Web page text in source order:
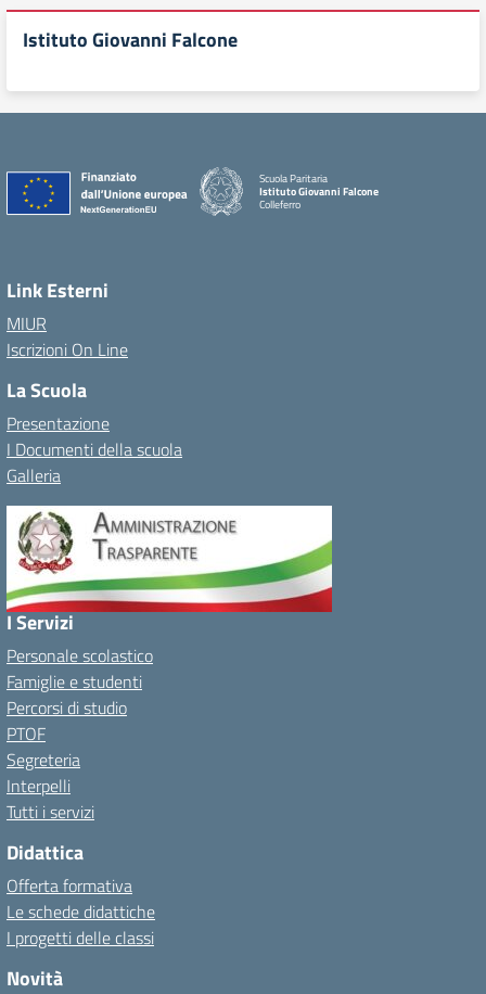
Istituto Giovanni Falcone
Scuola Paritaria
Istituto Giovanni Falcone
Colleferro
Link Esterni
MIUR
Iscrizioni On Line
La Scuola
Presentazione
I Documenti della scuola
Galleria
I Servizi
Personale scolastico
Famiglie e studenti
Percorsi di studio
PTOF
Segreteria
Interpelli
Tutti i servizi
Didattica
Offerta formativa
Le schede didattiche
I progetti delle classi
Novità